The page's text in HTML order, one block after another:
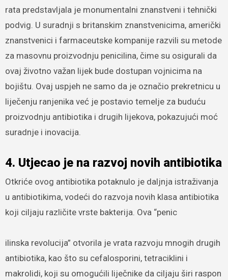
rata predstavljala je monumentalni znanstveni i tehnički
podvig. U suradnji s britanskim znanstvenicima, američki
znanstvenici i farmaceutske kompanije razvili su metode
za masovnu proizvodnju penicilina, čime su osigurali da
ovaj životno važan lijek bude dostupan vojnicima na
bojištu. Ovaj uspjeh ne samo da je označio prekretnicu u
liječenju ranjenika već je postavio temelje za buduću
proizvodnju antibiotika i drugih lijekova, pokazujući moć
suradnje i inovacija.
4. Utjecao je na razvoj novih antibiotika
Otkriće ovog antibiotika potaknulo je daljnja istraživanja
u antibiotikima, vodeći do razvoja novih klasa antibiotika
koji ciljaju različite vrste bakterija. Ova “penic
ilinska revolucija” otvorila je vrata razvoju mnogih drugih
antibiotika, kao što su cefalosporini, tetraciklini i
makrolidi, koji su omogućili liječnike da ciljaju širi raspon